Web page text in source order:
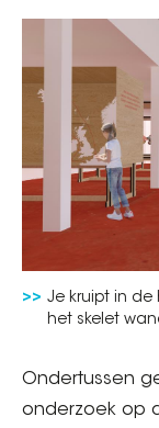
Je kruipt in de
het skelet
Ondertussen
onderzoek op